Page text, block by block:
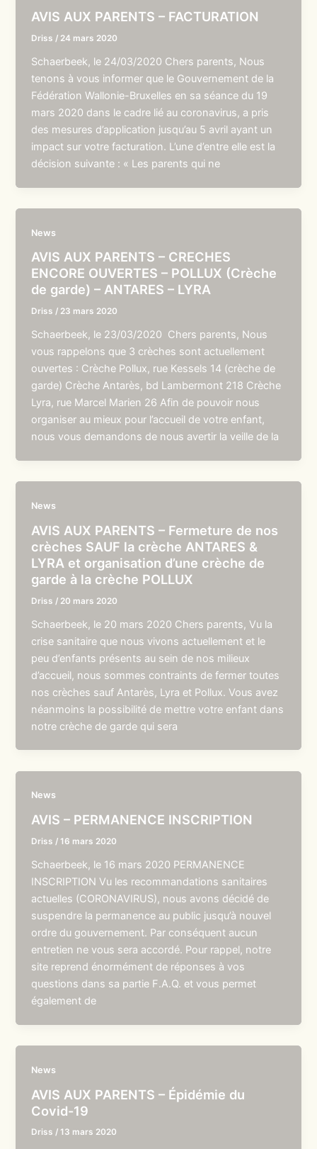
AVIS AUX PARENTS – FACTURATION
Driss / 24 mars 2020
Schaerbeek, le 24/03/2020 Chers parents, Nous
tenons à vous informer que le Gouvernement de la
Fédération Wallonie-Bruxelles en sa séance du 19
mars 2020 dans le cadre lié au coronavirus, a pris
des mesures d’application jusqu’au 5 avril ayant un
impact sur votre facturation. L’une d’entre elle est la
décision suivante : « Les parents qui ne
News
AVIS AUX PARENTS – CRECHES
ENCORE OUVERTES – POLLUX (Crèche
de garde) – ANTARES – LYRA
Driss / 23 mars 2020
Schaerbeek, le 23/03/2020 Chers parents, Nous
vous rappelons que 3 crèches sont actuellement
ouvertes : Crèche Pollux, rue Kessels 14 (crèche de
garde) Crèche Antarès, bd Lambermont 218 Crèche
Lyra, rue Marcel Marien 26 Afin de pouvoir nous
organiser au mieux pour l’accueil de votre enfant,
nous vous demandons de nous avertir la veille de la
News
AVIS AUX PARENTS – Fermeture de nos
crèches SAUF la crèche ANTARES &
LYRA et organisation d’une crèche de
garde à la crèche POLLUX
Driss / 20 mars 2020
Schaerbeek, le 20 mars 2020 Chers parents, Vu la
crise sanitaire que nous vivons actuellement et le
peu d’enfants présents au sein de nos milieux
d’accueil, nous sommes contraints de fermer toutes
nos crèches sauf Antarès, Lyra et Pollux. Vous avez
néanmoins la possibilité de mettre votre enfant dans
notre crèche de garde qui sera
News
AVIS – PERMANENCE INSCRIPTION
Driss /16 mars 2020
Schaerbeek, le 16 mars 2020 PERMANENCE
INSCRIPTION Vu les recommandations sanitaires
actuelles (CORONAVIRUS), nous avons décidé de
suspendre la permanence au public jusqu’à nouvel
ordre du gouvernement. Par conséquent aucun
entretien ne vous sera accordé. Pour rappel, notre
site reprend énormément de réponses à vos
questions dans sa partie F.A.Q. et vous permet
également de
News
AVIS AUX PARENTS – Épidémie du
Covid-19
Driss /13 mars 2020